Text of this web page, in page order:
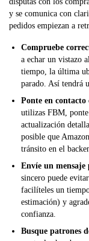
y se comunica con
pedidos empiezan a
Compruebe
a echar un vistazo
tiempo, la última
parado. Así tendrá
Ponte en contacto
utilizas FBM,
actualización
posible que
tránsito en el
Envíe un
sincero puede
facilíteles un
estimación) y
confianza.
Busque patrones